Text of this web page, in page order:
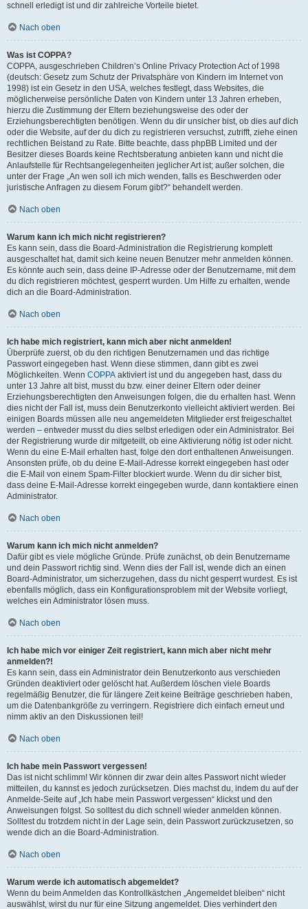
schnell erledigt ist und dir zahlreiche Vorteile bietet.
Nach oben
Was ist COPPA?
COPPA, ausgeschrieben Children’s Online Privacy Protection Act of 1998
(deutsch: Gesetz zum Schutz der Privatsphäre von Kindern im Internet von
1998) ist ein Gesetz in den USA, welches festlegt, dass Websites, die
möglicherweise persönliche Daten von Kindern unter 13 Jahren erheben,
hierzu die Zustimmung der Eltern beziehungsweise des oder der
Erziehungsberechtigten benötigen. Wenn du dir unsicher bist, ob dies auf dich
oder die Website, auf der du dich zu registrieren versuchst, zutrifft, ziehe einen
rechtlichen Beistand zu Rate. Bitte beachte, dass phpBB Limited und der
Besitzer dieses Boards keine Rechtsberatung anbieten kann und nicht die
Anlaufstelle für Rechtsangelegenheiten jeglicher Art ist; außer solchen, die
unter der Frage „An wen soll ich mich wenden, falls es Beschwerden oder
juristische Anfragen zu diesem Forum gibt?“ behandelt werden.
Nach oben
Warum kann ich mich nicht registrieren?
Es kann sein, dass die Board-Administration die Registrierung komplett
ausgeschaltet hat, damit sich keine neuen Benutzer mehr anmelden können.
Es könnte auch sein, dass deine IP-Adresse oder der Benutzername, mit dem
du dich registrieren möchtest, gesperrt wurden. Um Hilfe zu erhalten, wende
dich an die Board-Administration.
Nach oben
Ich habe mich registriert, kann mich aber nicht anmelden!
Überprüfe zuerst, ob du den richtigen Benutzernamen und das richtige
Passwort eingegeben hast. Wenn diese stimmen, dann gibt es zwei
Möglichkeiten. Wenn COPPA aktiviert ist und du angegeben hast, dass du
unter 13 Jahre alt bist, musst du bzw. einer deiner Eltern oder deiner
Erziehungsberechtigten den Anweisungen folgen, die du erhalten hast. Wenn
dies nicht der Fall ist, muss dein Benutzerkonto vielleicht aktiviert werden. Bei
einigen Boards müssen alle neu angemeldeten Mitglieder erst freigeschaltet
werden – entweder musst du dies selbst erledigen oder ein Administrator. Bei
der Registrierung wurde dir mitgeteilt, ob eine Aktivierung nötig ist oder nicht.
Wenn du eine E-Mail erhalten hast, folge den dort enthaltenen Anweisungen.
Ansonsten prüfe, ob du deine E-Mail-Adresse korrekt eingegeben hast oder
die E-Mail von einem Spam-Filter blockiert wurde. Wenn du dir sicher bist,
dass deine E-Mail-Adresse korrekt eingegeben wurde, dann kontaktiere einen
Administrator.
Nach oben
Warum kann ich mich nicht anmelden?
Dafür gibt es viele mögliche Gründe. Prüfe zunächst, ob dein Benutzername
und dein Passwort richtig sind. Wenn dies der Fall ist, wende dich an einen
Board-Administrator, um sicherzugehen, dass du nicht gesperrt wurdest. Es ist
ebenfalls möglich, dass ein Konfigurationsproblem mit der Website vorliegt,
welches ein Administrator lösen muss.
Nach oben
Ich habe mich vor einiger Zeit registriert, kann mich aber nicht mehr
anmelden?!
Es kann sein, dass ein Administrator dein Benutzerkonto aus verschieden
Gründen deaktiviert oder gelöscht hat. Außerdem löschen viele Boards
regelmäßig Benutzer, die für längere Zeit keine Beiträge geschrieben haben,
um die Datenbankgröße zu verringern. Registriere dich einfach erneut und
nimm aktiv an den Diskussionen teil!
Nach oben
Ich habe mein Passwort vergessen!
Das ist nicht schlimm! Wir können dir zwar dein altes Passwort nicht wieder
mitteilen, du kannst es jedoch zurücksetzen. Dies machst du, indem du auf der
Anmelde-Seite auf „Ich habe mein Passwort vergessen“ klickst und den
Anweisungen folgst. So solltest du dich schnell wieder anmelden können.
Solltest du trotzdem nicht in der Lage sein, dein Passwort zurückzusetzen, so
wende dich an die Board-Administration.
Nach oben
Warum werde ich automatisch abgemeldet?
Wenn du beim Anmelden das Kontrollkästchen „Angemeldet bleiben“ nicht
auswählst, wirst du nur für eine Sitzung angemeldet. Dies verhindert den